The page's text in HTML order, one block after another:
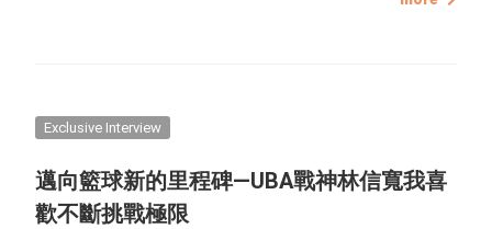
Exclusive Interview
邁向籃球新的里程碑—UBA戰神林信寬我喜
歡不斷挑戰極限